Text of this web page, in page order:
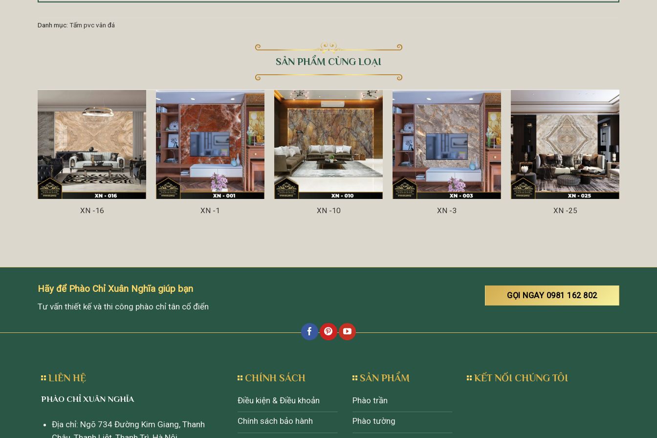
Danh mục: Tấm pvc vân đá
SẢN PHẨM CÙNG LOẠI
XN -16 XN -1 XN -10 XN -3 XN -25
Hãy để Phào Chỉ Xuân Nghĩa giúp bạn
Tư vấn thiết kế và thi công phào chỉ tân cổ điển
GỌI NGAY 0981 162 802
LIÊN HỆ
PHÀO CHỈ XUÂN NGHĨA
Địa chỉ: Ngõ 734 Đường Kim Giang, Thanh
CHÍNH SÁCH
Điều kiện & Điều khoản
Chính sách bảo hành
SẢN PHẨM
Phào trần
Phào tường
KẾT NỐI CHÚNG TÔI